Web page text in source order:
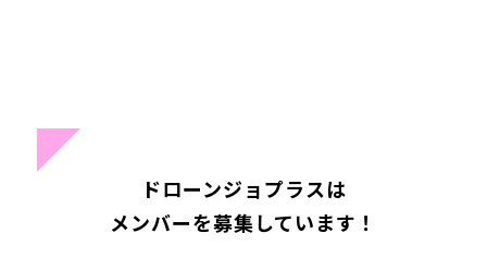
ドローンジョプラスは
メンバーを募集しています！